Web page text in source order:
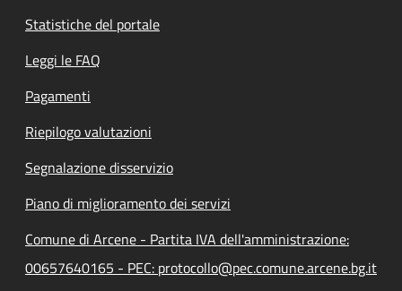
Statistiche del portale
Leggi le FAQ
Pagamenti
Riepilogo valutazioni
Segnalazione disservizio
Piano di miglioramento dei servizi
Comune di Arcene - Partita IVA dell'amministrazione:
00657640165 - PEC: protocollo@pec.comune.arcene.bg.it